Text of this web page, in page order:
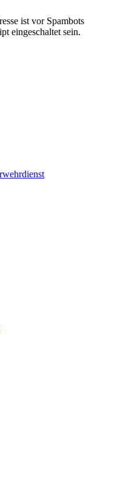
ist vor Spambots
eingeschaltet sein.